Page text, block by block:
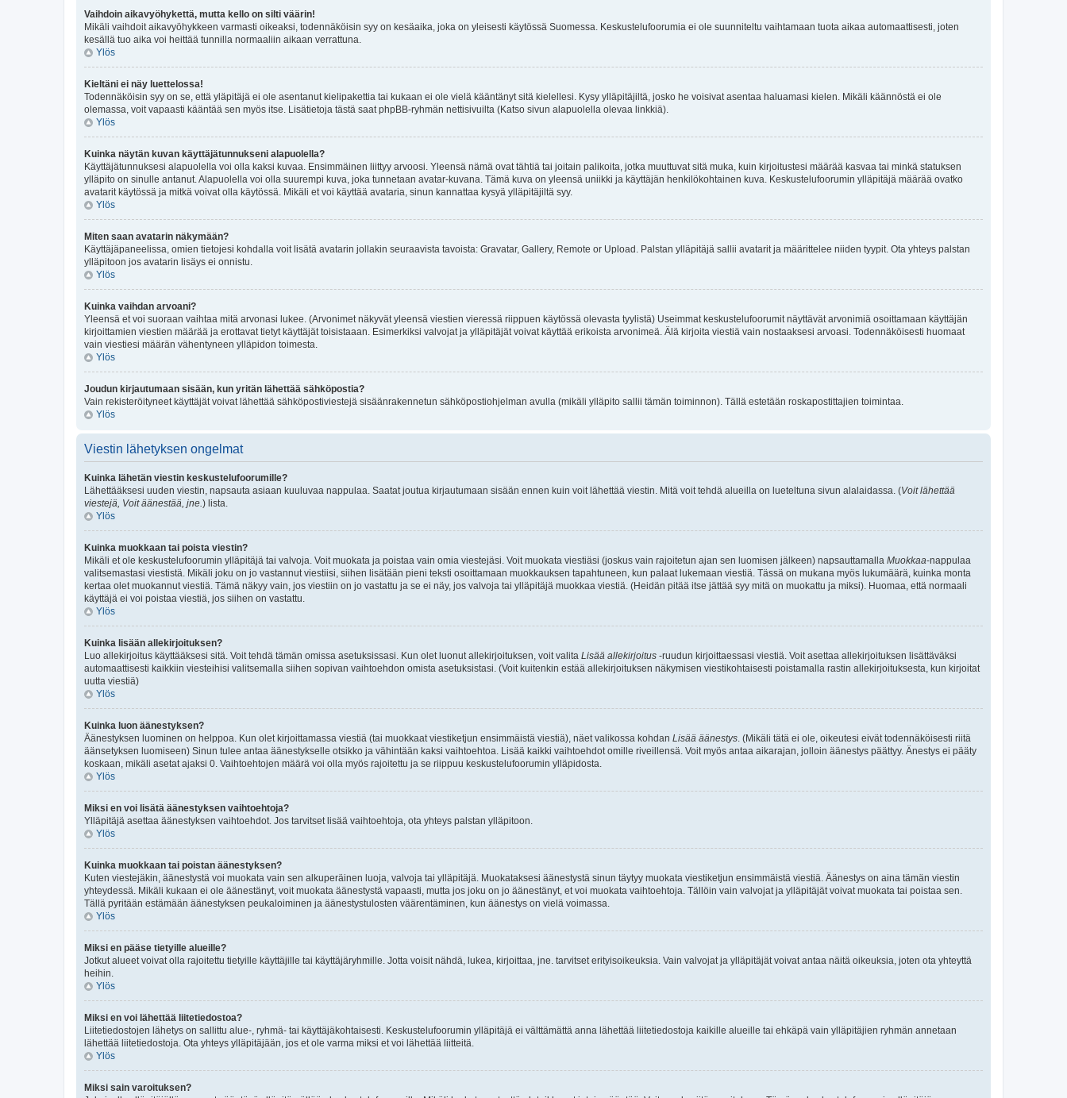
Vaihdoin aikavyöhykettä, mutta kello on silti väärin!
Mikäli vaihdoit aikavyöhykkeen varmasti oikeaksi, todennäköisin syy on kesäaika, joka on yleisesti käytössä Suomessa. Keskustelufoorumia ei ole suunniteltu vaihtamaan tuota aikaa automaattisesti, joten
kesällä tuo aika voi heittää tunnilla normaaliin aikaan verrattuna.
Ylös
Kieltäni ei näy luettelossa!
Todennäköisin syy on se, että yläpitäjä ei ole asentanut kielipakettia tai kukaan ei ole vielä kääntänyt sitä kielellesi. Kysy ylläpitäjiltä, josko he voisivat asentaa haluamasi kielen. Mikäli käännöstä ei ole
olemassa, voit vapaasti kääntää sen myös itse. Lisätietoja tästä saat phpBB-ryhmän nettisivuilta (Katso sivun alapuolella olevaa linkkiä).
Ylös
Kuinka näytän kuvan käyttäjätunnukseni alapuolella?
Käyttäjätunnuksesi alapuolella voi olla kaksi kuvaa. Ensimmäinen liittyy arvoosi. Yleensä nämä ovat tähtiä tai joitain palikoita, jotka muuttuvat sitä muka, kuin kirjoitustesi määrää kasvaa tai minkä statuksen
ylläpito on sinulle antanut. Alapuolella voi olla suurempi kuva, joka tunnetaan avatar-kuvana. Tämä kuva on yleensä uniikki ja käyttäjän henkilökohtainen kuva. Keskustelufoorumin ylläpitäjä määrää ovatko
avatarit käytössä ja mitkä voivat olla käytössä. Mikäli et voi käyttää avataria, sinun kannattaa kysyä ylläpitäjiltä syy.
Ylös
Miten saan avatarin näkymään?
Käyttäjäpaneelissa, omien tietojesi kohdalla voit lisätä avatarin jollakin seuraavista tavoista: Gravatar, Gallery, Remote or Upload. Palstan ylläpitäjä sallii avatarit ja määrittelee niiden tyypit. Ota yhteys palstan
ylläpitoon jos avatarin lisäys ei onnistu.
Ylös
Kuinka vaihdan arvoani?
Yleensä et voi suoraan vaihtaa mitä arvonasi lukee. (Arvonimet näkyvät yleensä viestien vieressä riippuen käytössä olevasta tyylistä) Useimmat keskustelufoorumit näyttävät arvonimiä osoittamaan käyttäjän
kirjoittamien viestien määrää ja erottavat tietyt käyttäjät toisistaaan. Esimerkiksi valvojat ja ylläpitäjät voivat käyttää erikoista arvonimeä. Älä kirjoita viestiä vain nostaaksesi arvoasi. Todennäköisesti huomaat
vain viestiesi määrän vähentyneen ylläpidon toimesta.
Ylös
Joudun kirjautumaan sisään, kun yritän lähettää sähköpostia?
Vain rekisteröityneet käyttäjät voivat lähettää sähköpostiviestejä sisäänrakennetun sähköpostiohjelman avulla (mikäli ylläpito sallii tämän toiminnon). Tällä estetään roskapostittajien toimintaa.
Ylös
Viestin lähetyksen ongelmat
Kuinka lähetän viestin keskustelufoorumille?
Lähettääksesi uuden viestin, napsauta asiaan kuuluvaa nappulaa. Saatat joutua kirjautumaan sisään ennen kuin voit lähettää viestin. Mitä voit tehdä alueilla on lueteltuna sivun alalaidassa. (Voit lähettää
viestejä, Voit äänestää, jne.) lista.
Ylös
Kuinka muokkaan tai poista viestin?
Mikäli et ole keskustelufoorumin ylläpitäjä tai valvoja. Voit muokata ja poistaa vain omia viestejäsi. Voit muokata viestiäsi (joskus vain rajoitetun ajan sen luomisen jälkeen) napsauttamalla Muokkaa-nappulaa
valitsemastasi viestistä. Mikäli joku on jo vastannut viestiisi, siihen lisätään pieni teksti osoittamaan muokkauksen tapahtuneen, kun palaat lukemaan viestiä. Tässä on mukana myös lukumäärä, kuinka monta
kertaa olet muokannut viestiä. Tämä näkyy vain, jos viestiin on jo vastattu ja se ei näy, jos valvoja tai ylläpitäjä muokkaa viestiä. (Heidän pitää itse jättää syy mitä on muokattu ja miksi). Huomaa, että normaali
käyttäjä ei voi poistaa viestiä, jos siihen on vastattu.
Ylös
Kuinka lisään allekirjoituksen?
Luo allekirjoitus käyttääksesi sitä. Voit tehdä tämän omissa asetuksissasi. Kun olet luonut allekirjoituksen, voit valita Lisää allekirjoitus -ruudun kirjoittaessasi viestiä. Voit asettaa allekirjoituksen lisättäväksi
automaattisesti kaikkiin viesteihisi valitsemalla siihen sopivan vaihtoehdon omista asetuksistasi. (Voit kuitenkin estää allekirjoituksen näkymisen viestikohtaisesti poistamalla rastin allekirjoituksesta, kun kirjoitat
uutta viestiä)
Ylös
Kuinka luon äänestyksen?
Äänestyksen luominen on helppoa. Kun olet kirjoittamassa viestiä (tai muokkaat viestiketjun ensimmäistä viestiä), näet valikossa kohdan Lisää äänestys. (Mikäli tätä ei ole, oikeutesi eivät todennäköisesti riitä
äänsetyksen luomiseen) Sinun tulee antaa äänestykselle otsikko ja vähintään kaksi vaihtoehtoa. Lisää kaikki vaihtoehdot omille riveillensä. Voit myös antaa aikarajan, jolloin äänestys päättyy. Änestys ei pääty
koskaan, mikäli asetat ajaksi 0. Vaihtoehtojen määrä voi olla myös rajoitettu ja se riippuu keskustelufoorumin ylläpidosta.
Ylös
Miksi en voi lisätä äänestyksen vaihtoehtoja?
Ylläpitäjä asettaa äänestyksen vaihtoehdot. Jos tarvitset lisää vaihtoehtoja, ota yhteys palstan ylläpitoon.
Ylös
Kuinka muokkaan tai poistan äänestyksen?
Kuten viestejäkin, äänestystä voi muokata vain sen alkuperäinen luoja, valvoja tai ylläpitäjä. Muokataksesi äänestystä sinun täytyy muokata viestiketjun ensimmäistä viestiä. Äänestys on aina tämän viestin
yhteydessä. Mikäli kukaan ei ole äänestänyt, voit muokata äänestystä vapaasti, mutta jos joku on jo äänestänyt, et voi muokata vaihtoehtoja. Tällöin vain valvojat ja ylläpitäjät voivat muokata tai poistaa sen.
Tällä pyritään estämään äänestyksen peukaloiminen ja äänestystulosten väärentäminen, kun äänestys on vielä voimassa.
Ylös
Miksi en pääse tietyille alueille?
Jotkut alueet voivat olla rajoitettu tietyille käyttäjille tai käyttäjäryhmille. Jotta voisit nähdä, lukea, kirjoittaa, jne. tarvitset erityisoikeuksia. Vain valvojat ja ylläpitäjät voivat antaa näitä oikeuksia, joten ota yhteyttä
heihin.
Ylös
Miksi en voi lähettää liitetiedostoa?
Liitetiedostojen lähetys on sallittu alue-, ryhmä- tai käyttäjäkohtaisesti. Keskustelufoorumin ylläpitäjä ei välttämättä anna lähettää liitetiedostoja kaikille alueille tai ehkäpä vain ylläpitäjien ryhmän annetaan
lähettää liitetiedostoja. Ota yhteys ylläpitäjään, jos et ole varma miksi et voi lähettää liitteitä.
Ylös
Miksi sain varoituksen?